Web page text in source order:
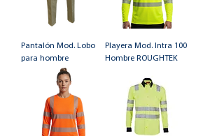
Pantalón Mod. Lobo
para hombre
Playera Mod. Intra 100
Hombre ROUGHTEK